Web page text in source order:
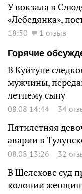
У вокзала в
«Лебедянка»,
18:50
1 отзыв
Горячие
В Куйтуне
мужчины,
летнему сыну
08.08 14:44 34
Пятилетняя
аварии в
08.08 13:26 32
В Шелехове суд
колонии